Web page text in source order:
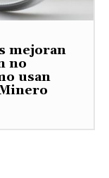
mejoran
no
usan